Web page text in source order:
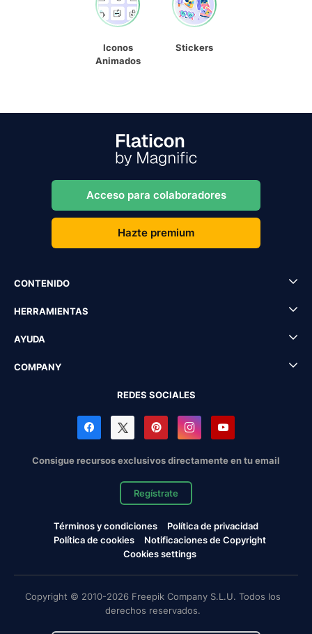
Iconos
Animados
Stickers
Acceso para colaboradores
Hazte premium
CONTENIDO
HERRAMIENTAS
AYUDA
COMPANY
REDES SOCIALES
Consigue recursos exclusivos directamente en tu email
Regístrate
Términos y condiciones
Política de privacidad
Política de cookies
Notificaciones de Copyright
Cookies settings
Copyright © 2010-2026 Freepik Company S.L.U. Todos los
derechos reservados.